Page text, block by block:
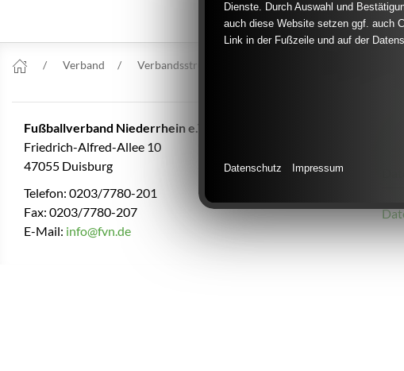
Verband Verbandsstruktur
Fußballverband Niederrhein e.V.
Friedrich-Alfred-Allee 10
47055 Duisburg
Telefon: 0203/7780-201
Fax: 0203/7780-207
E-Mail: info@fvn.de
Dienste. Durch Auswahl und
auch diese Website setzen ggf. auch
Link in der Fußzeile und auf der
Datenschutz Impressum